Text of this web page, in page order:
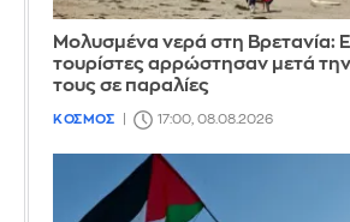
Μολυσμένα νερά στη Βρετανία:
τουρίστες αρρώστησαν μετά
τους σε παραλίες
ΚΟΣΜΟΣ 17:00, 08.08.2026